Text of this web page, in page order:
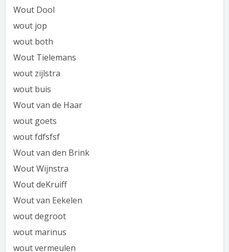
Wout Dool
wout jop
wout both
Wout Tielemans
wout zijlstra
wout buis
Wout van de Haar
wout goets
wout fdfsfsf
Wout van den Brink
Wout Wijnstra
Wout deKruiff
Wout van Eekelen
wout degroot
wout marinus
wout vermeulen